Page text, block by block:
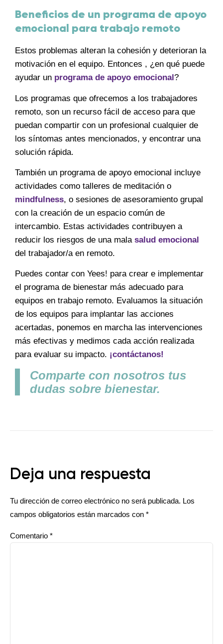
Beneficios de un programa de apoyo
emocional para trabajo remoto
Estos problemas alteran la cohesión y deterioran la
motivación en el equipo. Entonces , ¿en qué puede
ayudar un programa de apoyo emocional ?
Los programas que ofrecemos a los trabajadores
remoto, son un recurso fácil de acceso para que
puedan compartir con un profesional cualquier de
los síntomas antes mencionados, y encontrar una
solución rápida.
También un programa de apoyo emocional incluye
actividades como talleres de meditación o
mindfulness, o sesiones de asesoramiento grupal
con la creación de un espacio común de
intercambio. Estas actividades contribuyen a
reducir los riesgos de una mala salud emocional
del trabajador/a en remoto.
Puedes contar con Yees! para crear e implementar
el programa de bienestar más adecuado para
equipos en trabajo remoto. Evaluamos la situación
de los equipos para implantar las acciones
acertadas, ponemos en marcha las intervenciones
más efectivas y medimos cada acción realizada
para evaluar su impacto. ¡contáctanos!
Comparte con nosotros tus
dudas sobre bienestar.
Deja una respuesta
Tu dirección de correo electrónico no será publicada. Los
campos obligatorios están marcados con *
Comentario *